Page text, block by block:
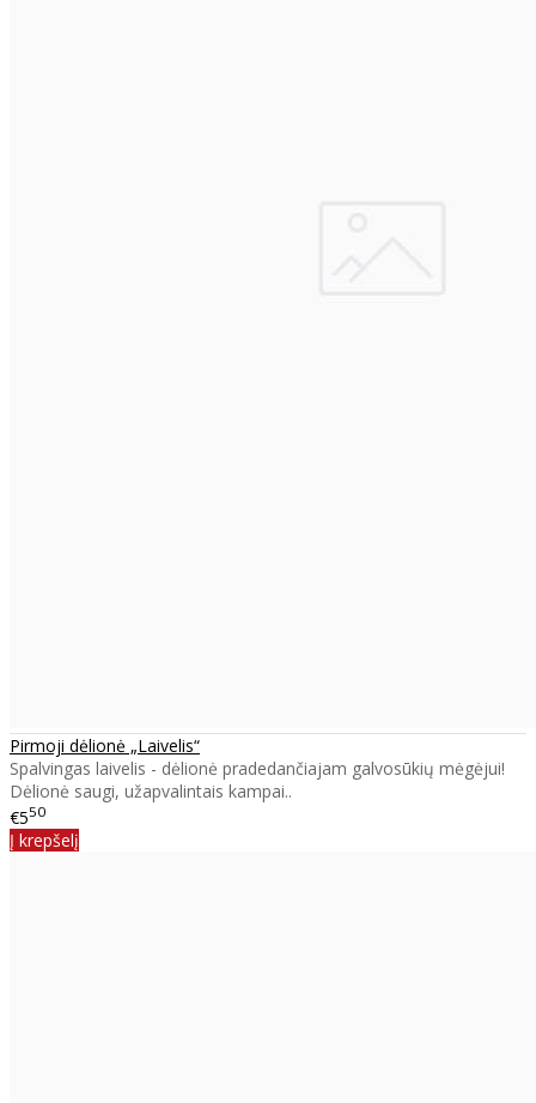
Pirmoji dėlionė „Laivelis“
Spalvingas laivelis - dėlionė pradedančiajam galvosūkių mėgėjui!
Dėlionė saugi, užapvalintais kampai..
€550
Į krepšelį